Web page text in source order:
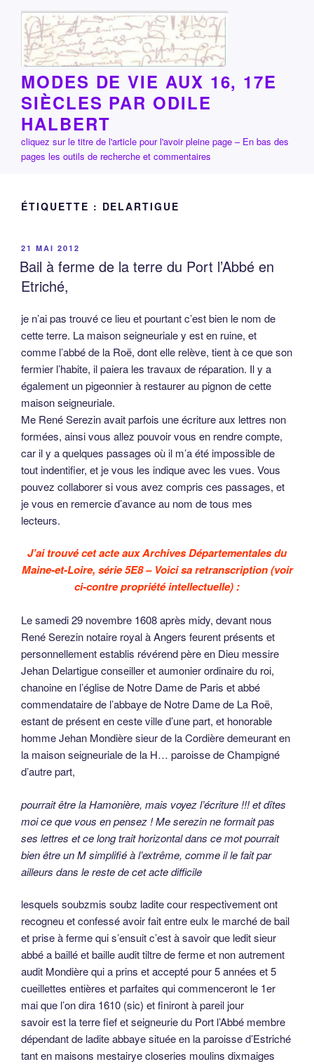
contenu
principal
MODES DE VIE AUX 16, 17E
SIÈCLES PAR ODILE
HALBERT
cliquez sur le titre de l'article pour l'avoir pleine page – En bas des
pages les outils de recherche et commentaires
ÉTIQUETTE : DELARTIGUE
PUBLIÉ
LE
21 MAI 2012
Bail à ferme de la terre du Port l’Abbé en
Etriché,
je n’ai pas trouvé ce lieu et pourtant c’est bien le nom de
cette terre. La maison seigneuriale y est en ruine, et
comme l’abbé de la Roë, dont elle relève, tient à ce que son
fermier l’habite, il paiera les travaux de réparation. Il y a
également un pigeonnier à restaurer au pignon de cette
maison seigneuriale.
Me René Serezin avait parfois une écriture aux lettres non
formées, ainsi vous allez pouvoir vous en rendre compte,
car il y a quelques passages où il m’a été impossible de
tout indentifier, et je vous les indique avec les vues. Vous
pouvez collaborer si vous avez compris ces passages, et
je vous en remercie d’avance au nom de tous mes
lecteurs.
J’ai trouvé cet acte aux Archives Départementales du
Maine-et-Loire, série 5E8 – Voici sa retranscription (voir
ci-contre propriété intellectuelle) :
Le samedi 29 novembre 1608 après midy, devant nous
René Serezin notaire royal à Angers feurent présents et
personnellement establis révérend père en Dieu messire
Jehan Delartigue conseiller et aumonier ordinaire du roi,
chanoine en l’église de Notre Dame de Paris et abbé
commendataire de l’abbaye de Notre Dame de La Roë,
estant de présent en ceste ville d’une part, et honorable
homme Jehan Mondière sieur de la Cordière demeurant en
la maison seigneuriale de la H… paroisse de Champigné
d’autre part,
pourrait être la Hamonière, mais voyez l’écriture !!! et dîtes
moi ce que vous en pensez ! Me serezin ne formait pas
ses lettres et ce long trait horizontal dans ce mot pourrait
bien être un M simplifié à l’extrême, comme il le fait par
ailleurs dans le reste de cet acte difficile
lesquels soubzmis soubz ladite cour respectivement ont
recogneu et confessé avoir fait entre eulx le marché de bail
et prise à ferme qui s’ensuit c’est à savoir que ledit sieur
abbé a baillé et baille audit tiltre de ferme et non autrement
audit Mondière qui a prins et accepté pour 5 années et 5
cueillettes entières et parfaites qui commenceront le 1er
mai que l’on dira 1610 (sic) et finiront à pareil jour
savoir est la terre fief et seigneurie du Port l’Abbé membre
dépendant de ladite abbaye située en la paroisse d’Estriché
tant en maisons mestairye closeries moulins dixmaiges